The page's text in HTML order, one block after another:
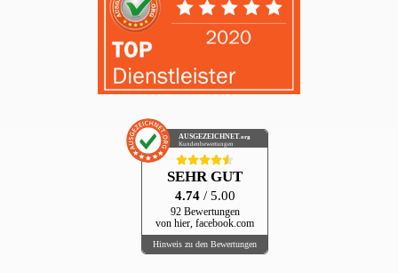
AUSGEZEICHNET.org
Kundenbewertungen
SEHR GUT
4.74 / 5.00
92 Bewertungen
von hier, facebook.com
Hinweis zu den Bewertungen